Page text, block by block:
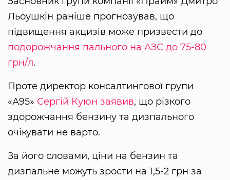
Льоушкін раніше прогнозував, що
підвищення акцизів може призвести до
подорожчання пального на АЗС до 75-80
грн/л.
Проте директор консалтингової групи
«А95» Сергій Куюн заявив, що різкого
здорожчання бензину та дизпального
очікувати не варто.
За його словами, ціни на бензин та
дизпальне можуть зрости на 1,5-2 грн за